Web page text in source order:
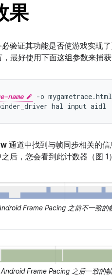
果
验证其功能是否使游戏实现
最好使用下面这组参数来捕
name -o mygametrace.html
hal input aidl
通道中找到与帧同步相关的
后，您会看到此计数器（图
Frame Pacing 之前不一致的
Frame Pacing 之后一致的